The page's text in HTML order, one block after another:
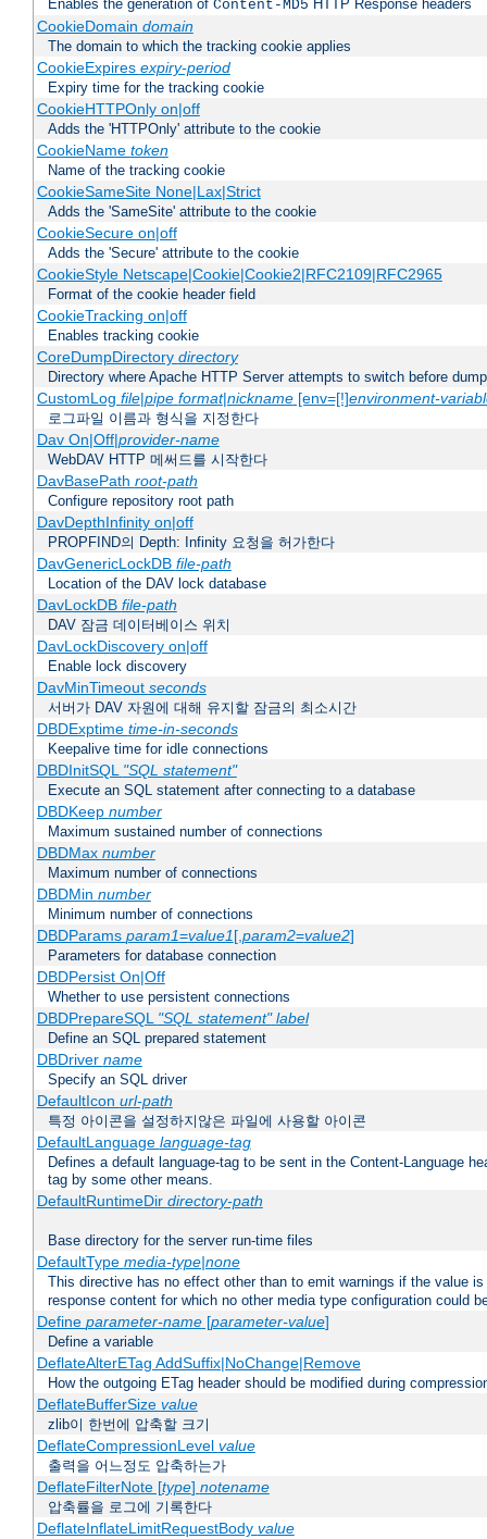
Enables the generation of Content-MD5 HTTP Response headers
CookieDomain domain
The domain to which the tracking cookie applies
CookieExpires expiry-period
Expiry time for the tracking cookie
CookieHTTPOnly on|off
Adds the 'HTTPOnly' attribute to the cookie
CookieName token
Name of the tracking cookie
CookieSameSite None|Lax|Strict
Adds the 'SameSite' attribute to the cookie
CookieSecure on|off
Adds the 'Secure' attribute to the cookie
CookieStyle Netscape|Cookie|Cookie2|RFC2109|RFC2965
Format of the cookie header field
CookieTracking on|off
Enables tracking cookie
CoreDumpDirectory directory
Directory where Apache HTTP Server attempts to switch before
CustomLog file|pipe format|nickname[env=[!]environment-
로그파일 이름과 형식을 지정한다
Dav On|Off|provider-name
WebDAV HTTP 메써드를 시작한다
DavBasePath root-path
Configure repository root path
DavDepthInfinity on|off
PROPFIND의 Depth: Infinity 요청을 허가한다
DavGenericLockDB file-path
Location of the DAV lock database
DavLockDB file-path
DAV 잠금 데이터베이스 위치
DavLockDiscovery on|off
Enable lock discovery
DavMinTimeout seconds
서버가 DAV 자원에 대해 유지할 잠금의 최소시간
DBDExptime time-in-seconds
Keepalive time for idle connections
DBDInitSQL "SQL statement"
Execute an SQL statement after connecting to a database
DBDKeep number
Maximum sustained number of connections
DBDMax number
Maximum number of connections
DBDMin number
Minimum number of connections
DBDParams param1=value1[,param2=value2]
Parameters for database connection
DBDPersist On|Off
Whether to use persistent connections
DBDPrepareSQL "SQL statement" label
Define an SQL prepared statement
DBDriver name
Specify an SQL driver
DefaultIcon url-path
특정 아이콘을 설정하지않은 파일에 사용할 아이콘
DefaultLanguage language-tag
Defines a default language-tag to be sent in the Content-Language
tag by some other means.
DefaultRuntimeDir directory-path
Base directory for the server run-time files
DefaultType media-type|none
This directive has no effect other than to emit warnings if the value
response content for which no other media type configuration could
Define parameter-name[parameter-value]
Define a variable
DeflateAlterETag AddSuffix|NoChange|Remove
How the outgoing ETag header should be modified during
DeflateBufferSize value
zlib이 한번에 압축할 크기
DeflateCompressionLevel value
출력을 어느정도 압축하는가
DeflateFilterNote [type] notename
압축률을 로그에 기록한다
DeflateInflateLimitRequestBody value